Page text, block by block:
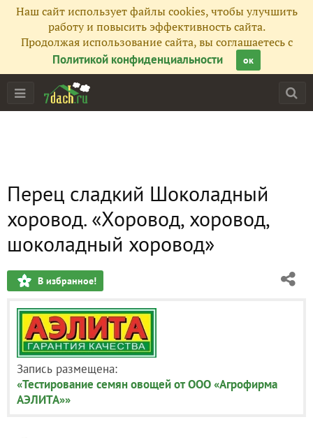
Наш сайт использует файлы cookies, чтобы улучшить
работу и повысить эффективность сайта.
Продолжая использование сайта, вы соглашаетесь с
Политикой конфиденциальности
ок
Перец сладкий Шоколадный
хоровод. «Хоровод, хоровод,
шоколадный хоровод»
В избранное!
Запись размещена:
«Тестирование семян овощей от ООО «Агрофирма
АЭЛИТА»»